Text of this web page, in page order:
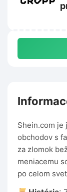
Shein.com je
obchodov s
za zlomok
meniacemu
po celom